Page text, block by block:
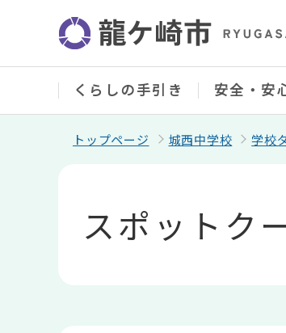
ジ
くらしの手引き 安全・安
トップページ 城西中学校 学校
スポットク